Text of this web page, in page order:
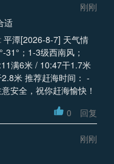
刚刚
适
平潭[2026-8-7] 天气情
31°；1-3级西南风；
满6米 / 10:47干1.7米
米 推荐赶海时间： -
安全，祝你赶海愉快！
0 回复
刚刚